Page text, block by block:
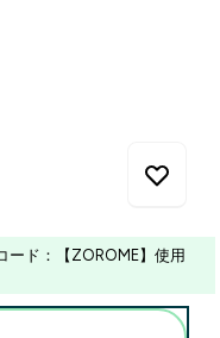
ード：【ZOROME】使用